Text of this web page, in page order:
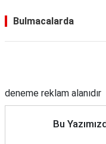
Bulmacalarda
deneme reklam alanıdır
Bu